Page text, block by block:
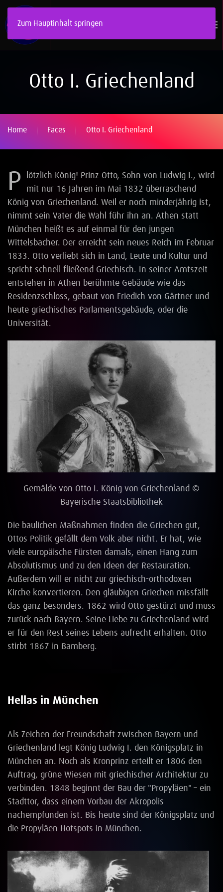
Zum Hauptinhalt springen
Otto I. Griechenland
Home Faces Otto I. Griechenland
P
lötzlich König! Prinz Otto, Sohn von Ludwig I., wird
mit nur 16 Jahren im Mai 1832 überraschend
König von Griechenland. Weil er noch minderjährig ist,
nimmt sein Vater die Wahl führ ihn an. Athen statt
München heißt es auf einmal für den jungen
Wittelsbacher. Der erreicht sein neues Reich im Februar
1833. Otto verliebt sich in Land, Leute und Kultur und
spricht schnell fließend Griechisch. In seiner Amtszeit
entstehen in Athen berühmte Gebäude wie das
Residenzschloss, gebaut von Friedich von Gärtner und
heute griechisches Parlamentsgebäude, oder die
Universität.
Gemälde von Otto I. König von Griechenland ©
Bayerische Staatsbibliothek
Die baulichen Maßnahmen finden die Griechen gut,
Ottos Politik gefällt dem Volk aber nicht. Er hat, wie
viele europäische Fürsten damals, einen Hang zum
Absolutismus und zu den Ideen der Restauration.
Außerdem will er nicht zur griechisch-orthodoxen
Kirche konvertieren. Den gläubigen Griechen missfällt
das ganz besonders. 1862 wird Otto gestürzt und muss
zurück nach Bayern. Seine Liebe zu Griechenland wird
er für den Rest seines Lebens aufrecht erhalten. Otto
stirbt 1867 in Bamberg.
Hellas in München
Als Zeichen der Freundschaft zwischen Bayern und
Griechenland legt König Ludwig I. den Königsplatz in
München an. Noch als Kronprinz erteilt er 1806 den
Auftrag, grüne Wiesen mit griechischer Architektur zu
verbinden. 1848 beginnt der Bau der "Propyläen" – ein
Stadttor, dass einem Vorbau der Akropolis
nachempfunden ist. Bis heute sind der Königsplatz und
die Propyläen Hotspots in München.